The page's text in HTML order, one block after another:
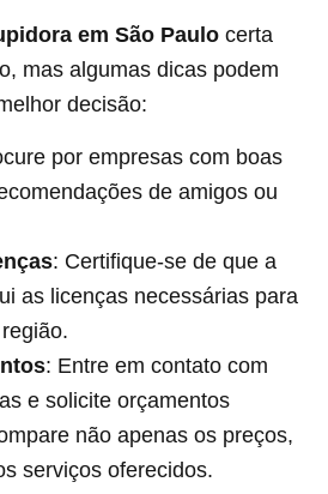
em São Paulo certa
mas algumas dicas podem
decisão:
por empresas com boas
de amigos ou
: Certifique-se de que a
as licenças necessárias para
: Entre em contato com
e solicite orçamentos
não apenas os preços,
serviços oferecidos.